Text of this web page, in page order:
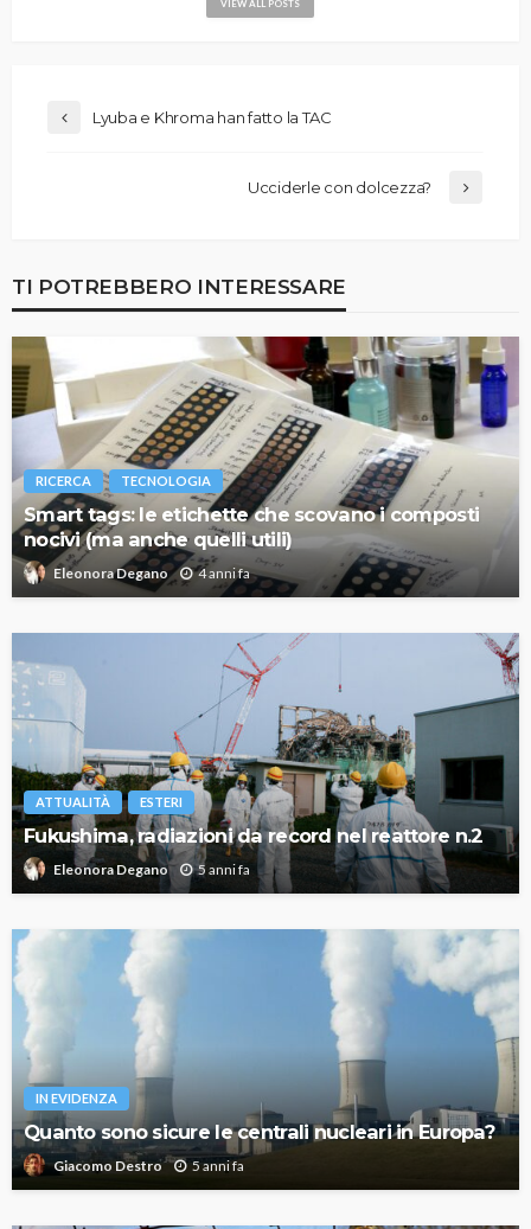
VIEW ALL POSTS
Lyuba e Khroma han fatto la TAC
Ucciderle con dolcezza?
TI POTREBBERO INTERESSARE
RICERCA TECNOLOGIA
Smart tags: le etichette che scovano i composti
nocivi (ma anche quelli utili)
Eleonora Degano 4 anni fa
ATTUALITÀ ESTERI
Fukushima, radiazioni da record nel reattore n.2
Eleonora Degano 5 anni fa
IN EVIDENZA
Quanto sono sicure le centrali nucleari in Europa?
Giacomo Destro 5 anni fa